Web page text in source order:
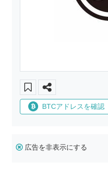
BTCアドレスを確認
広告を非表示にする